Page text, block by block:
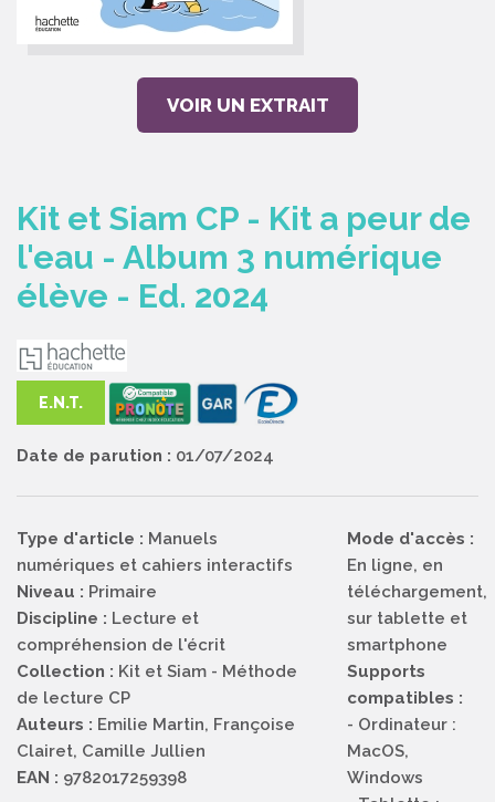
VOIR UN EXTRAIT
Kit et Siam CP - Kit a peur de
l'eau - Album 3 numérique
élève - Ed. 2024
E.N.T.
Date de parution : 01/07/2024
Type d'article : Manuels
numériques et cahiers interactifs
Niveau : Primaire
Discipline : Lecture et
compréhension de l'écrit
Collection : Kit et Siam - Méthode
de lecture CP
Auteurs : Emilie Martin, Françoise
Clairet, Camille Jullien
EAN : 9782017259398
Mode d'accès :
En ligne, en
téléchargement,
sur tablette et
smartphone
Supports
compatibles :
- Ordinateur :
MacOS,
Windows